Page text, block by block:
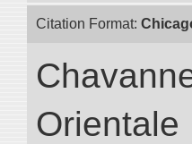
Citation Format:
Orientale